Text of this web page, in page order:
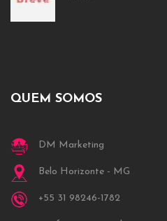
QUEM SOMOS
DM Marketing
Belo Horizonte - MG
+55 31 98246-1782